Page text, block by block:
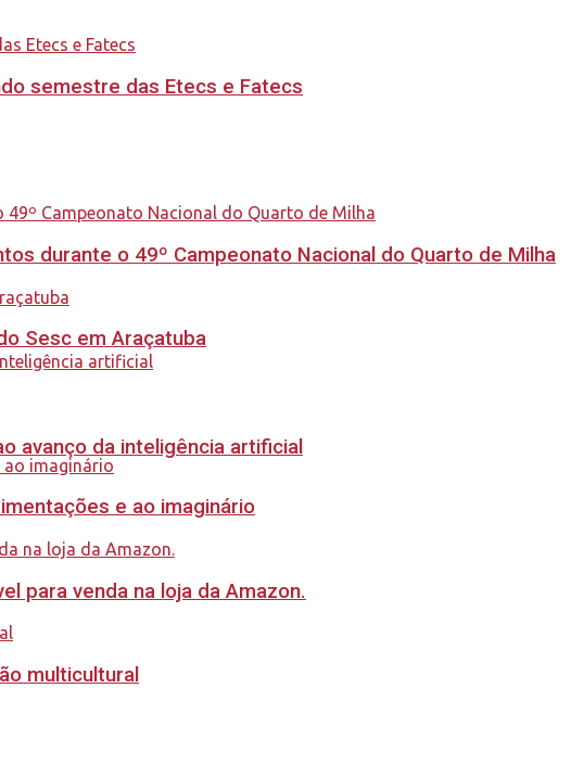
avanço da inteligência artificial
semestre das Etecs e Fatecs
durante o 49º Campeonato Nacional do Quarto de Milha
Sesc em Araçatuba
e ao imaginário
para venda na loja da Amazon.
multicultural